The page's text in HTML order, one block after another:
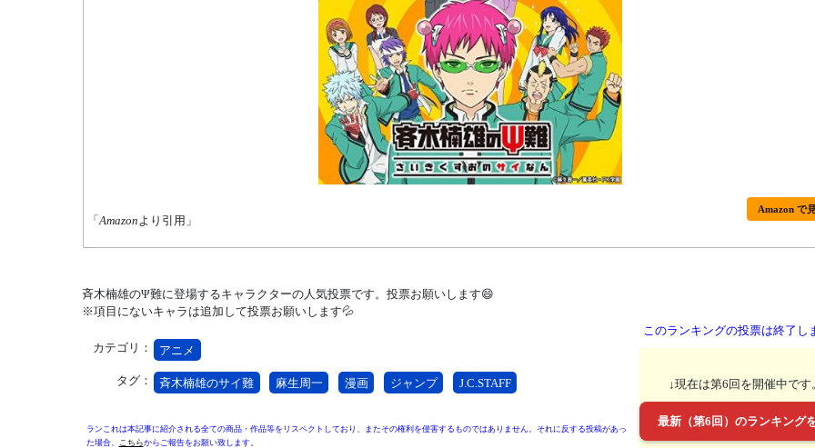
「Amazonより引用」
Amazon で
斉木楠雄のΨ難に登場するキャラクターの人気投票です。投票お願いします😄
※項目にないキャラは追加して投票お願いします💦
カテゴリ： アニメ
タグ： 斉木楠雄のサイ難 麻生周一 漫画 ジャンプ J.C.STAFF
ランこれは本記事に紹介される全ての商品・作品等をリスペクトしており、またその権利を侵害するものではありません。それに反する投稿があっ
た場合、
こちらからご報告をお願い致します。
このランキングの投票は終了し
↓現在は第6回を開催中です
最新（第6回）のランキング